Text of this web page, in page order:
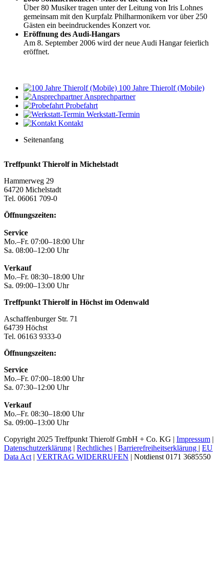
Über 80 Musiker tragen unter der Leitung von Iris Lohnes
gemeinsam mit den Kurpfalz Philharmonikern vor über 250
Gästen ein beeindruckendes Konzert vor.
Eröffnung des Audi-Hangars
Am 8. September 2006 wird der neue Audi Hangar feierlich
eröffnet.
100 Jahre Thierolf (Mobile)
Ansprechpartner
Probefahrt
Werkstatt-Termin
Kontakt
Seitenanfang
Treffpunkt Thierolf in Michelstadt
Hammerweg 29
64720 Michelstadt
Tel. 06061 709-0
Öffnungszeiten:
Service
Mo.–Fr. 07:00–18:00 Uhr
Sa. 08:00–12:00 Uhr
Verkauf
Mo.–Fr. 08:30–18:00 Uhr
Sa. 09:00–13:00 Uhr
Treffpunkt Thierolf in Höchst im Odenwald
Aschaffenburger Str. 71
64739 Höchst
Tel. 06163 9333-0
Öffnungszeiten:
Service
Mo.–Fr. 07:00–18:00 Uhr
Sa. 07:30–12:00 Uhr
Verkauf
Mo.–Fr. 08:30–18:00 Uhr
Sa. 09:00–13:00 Uhr
Copyright 2025 Treffpunkt Thierolf GmbH + Co. KG | Impressum |
Datenschutzerklärung | Rechtliches | Barrierefreiheitserklärung | EU
Data Act| VERTRAG WIDERRUFEN | Notdienst 0171 3685550